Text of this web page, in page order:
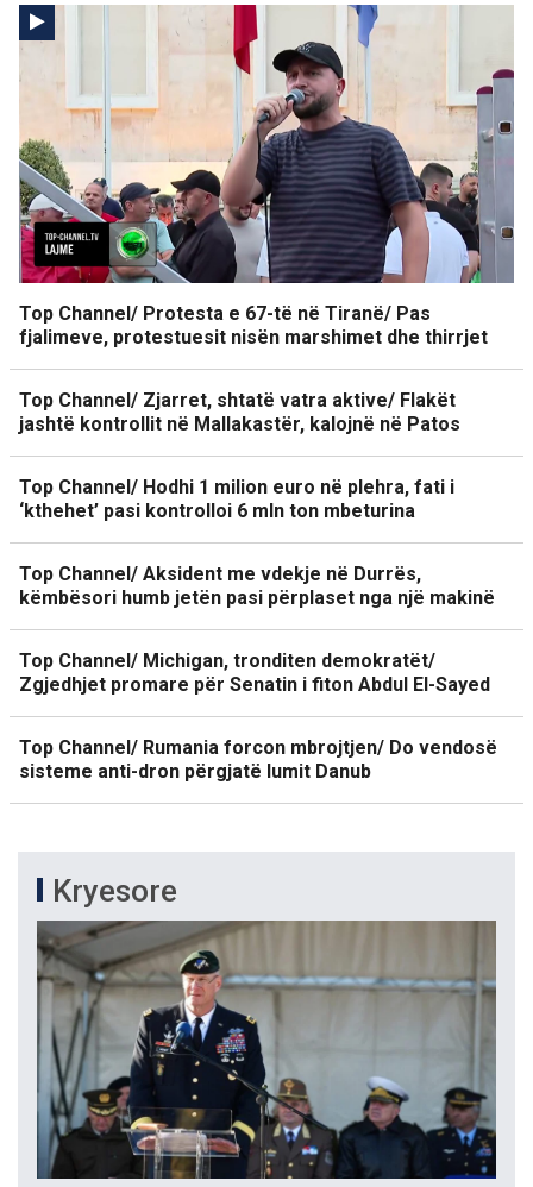
Top Channel/ Protesta e 67-të në Tiranë/ Pas
fjalimeve, protestuesit nisën marshimet dhe thirrjet
Top Channel/ Zjarret, shtatë vatra aktive/ Flakët
jashtë kontrollit në Mallakastër, kalojnë në Patos
Top Channel/ Hodhi 1 milion euro në plehra, fati i
‘kthehet’ pasi kontrolloi 6 mln ton mbeturina
Top Channel/ Aksident me vdekje në Durrës,
këmbësori humb jetën pasi përplaset nga një makinë
Top Channel/ Michigan, tronditen demokratët/
Zgjedhjet promare për Senatin i fiton Abdul El-Sayed
Top Channel/ Rumania forcon mbrojtjen/ Do vendosë
sisteme anti-dron përgjatë lumit Danub
Kryesore